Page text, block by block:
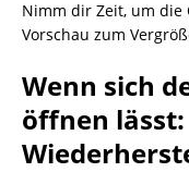
Nimm dir Zeit, um
Vorschau zum
Wenn sich
öffnen lässt: